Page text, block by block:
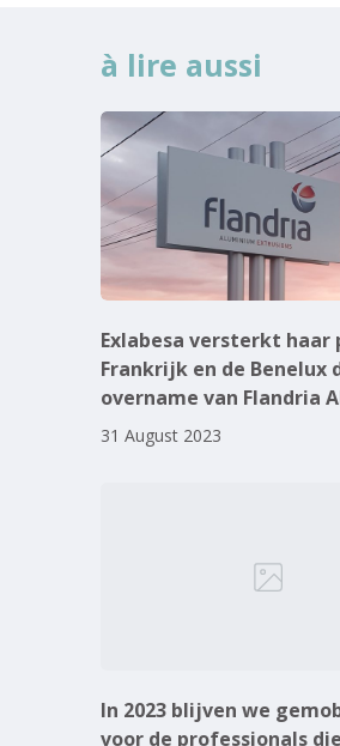
à lire aussi
Exlabesa versterkt haar
Frankrijk en de Benelux
overname van Flandria
31 August 2023
In 2023 blijven we
voor de professionals die